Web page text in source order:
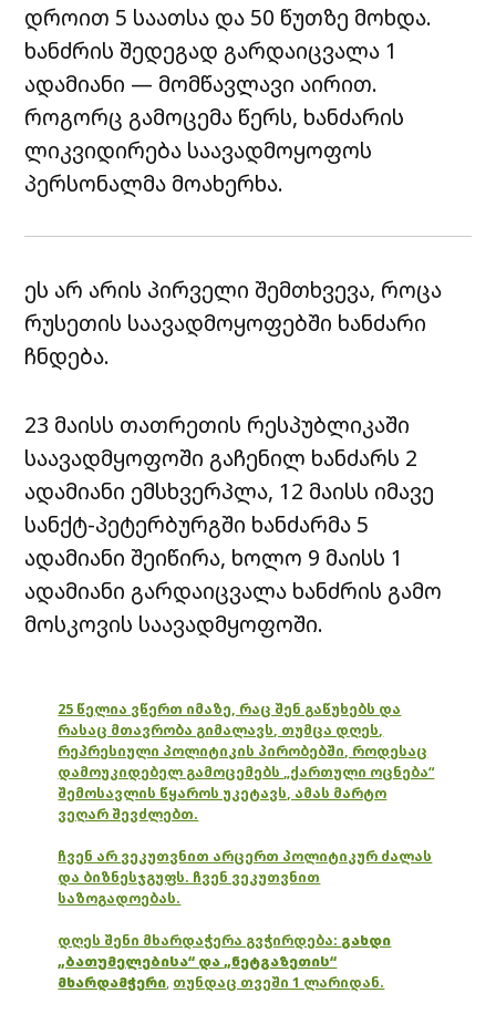
დროით 5 საათსა და 50 წუთზე მოხდა.
ხანძრის შედეგად გარდაიცვალა 1
ადამიანი — მომწავლავი აირით.
როგორც გამოცემა წერს, ხანძარის
ლიკვიდირება საავადმოყოფოს
პერსონალმა მოახერხა.
ეს არ არის პირველი შემთხვევა, როცა
რუსეთის საავადმოყოფებში ხანძარი
ჩნდება.
23 მაისს თათრეთის რესპუბლიკაში
საავადმყოფოში გაჩენილ ხანძარს 2
ადამიანი ემსხვერპლა, 12 მაისს იმავე
სანქტ-პეტერბურგში ხანძარმა 5
ადამიანი შეიწირა, ხოლო 9 მაისს 1
ადამიანი გარდაიცვალა ხანძრის გამო
მოსკოვის საავადმყოფოში.
25 წელია ვწერთ იმაზე, რაც შენ გაწუხებს და
რასაც მთავრობა გიმალავს, თუმცა დღეს,
რეპრესიული პოლიტიკის პირობებში, როდესაც
დამოუკიდებელ გამოცემებს „ქართული ოცნება“
შემოსავლის წყაროს უკეტავს, ამას მარტო
ვეღარ შევძლებთ.
ჩვენ არ ვეკუთვნით არცერთ პოლიტიკურ ძალას
და ბიზნესჯგუფს. ჩვენ ვეკუთვნით
საზოგადოებას.
დღეს შენი მხარდაჭერა გვჭირდება: გახდი
„ბათუმელებისა“ და „ნეტგაზეთის“
მხარდამჭერი, თუნდაც თვეში 1 ლარიდან.